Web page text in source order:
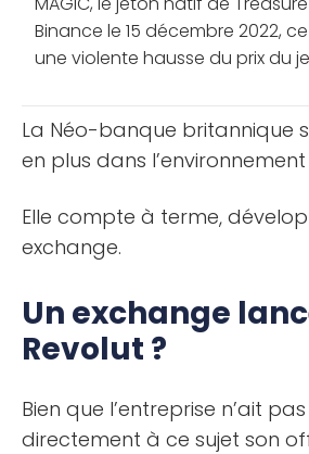
Binance le 15 décembre 2022,
une violente hausse du prix du
La Néo-banque britannique
en plus dans
Elle compte à terme,
exchange.
Un exchange
Revolut ?
Bien que l’entreprise n’ait
directement à ce sujet son